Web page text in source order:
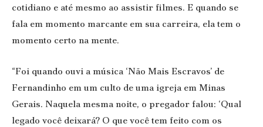
cotidiano e até mesmo ao assistir filmes. E quando se
fala em momento marcante em sua carreira, ela tem o
momento certo na mente.
“Foi quando ouvi a música ‘Não Mais Escravos’ de
Fernandinho em um culto de uma igreja em Minas
Gerais. Naquela mesma noite, o pregador falou: ‘Qual
legado você deixará? O que você tem feito com os